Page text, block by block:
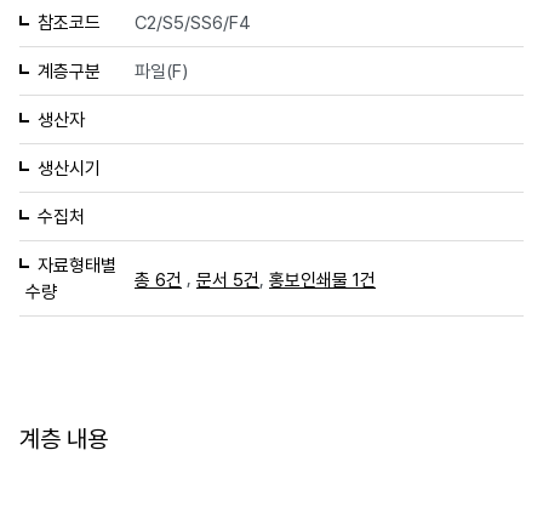
참조코드 C2/S5/SS6/F4
계층구분 파일(F)
생산자
생산시기
수집처
자료형태별
수량
총 6건 , 문서 5건 홍보인쇄물 1건
계층 내용